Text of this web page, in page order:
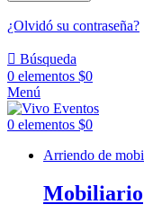
¿Olvidó su contraseña?
Búsqueda
0 elementos $0
Menú
0 elementos $0
Arriendo de
Mobiliario